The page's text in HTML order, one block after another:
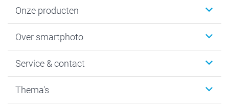
Onze producten
Fotoboeken
Fotocadeaus
Kaarten
Over smartphoto
Vacatures
Bestelproces
Service & contact
Tevredenheidsgarantie
Thema's